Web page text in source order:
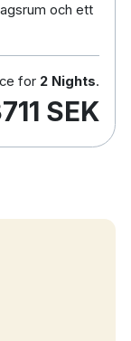
varar. Boka
– där
och ett
for 2 Nights.
SEK